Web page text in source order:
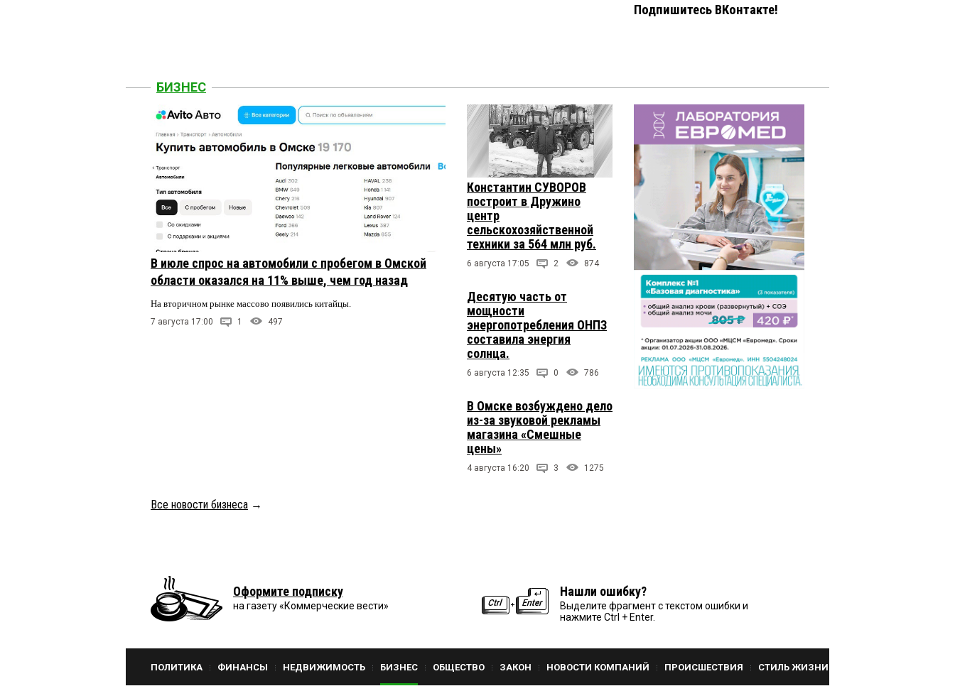
Подпишитесь ВКонтакте!
БИЗНЕС
В июле спрос на автомобили с пробегом в Омской
области оказался на 11% выше, чем год назад
На вторичном рынке массово появились китайцы.
7 августа 17:00 1 497
Константин СУВОРОВ
построит в Дружино
центр
сельскохозяйственной
техники за 564 млн руб.
6 августа 17:05 2 874
Десятую часть от
мощности
энергопотребления ОНПЗ
составила энергия
солнца.
6 августа 12:35 0 786
В Омске возбуждено дело
из-за звуковой рекламы
магазина «Смешные
цены»
4 августа 16:20 3 1275
Все новости бизнеса →
Оформите подписку
на газету «Коммерческие вести»
Нашли ошибку?
Выделите фрагмент с текстом ошибки и
нажмите Ctrl + Enter.
ПОЛИТИКА ФИНАНСЫ НЕДВИЖИМОСТЬ БИЗНЕС ОБЩЕСТВО ЗАКОН НОВОСТИ КОМПАНИЙ ПРОИСШЕСТВИЯ СТИЛЬ ЖИЗНИ